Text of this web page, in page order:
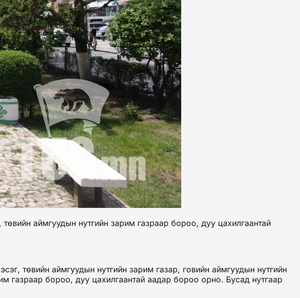
аймгуудын нутгийн зарим газраар бороо, дуу цахилгаантай
төвийн аймгуудын нутгийн зарим газар, говийн аймгуудын нутгийн
газраар бороо, дуу цахилгаантай аадар бороо орно. Бусад нутгаар